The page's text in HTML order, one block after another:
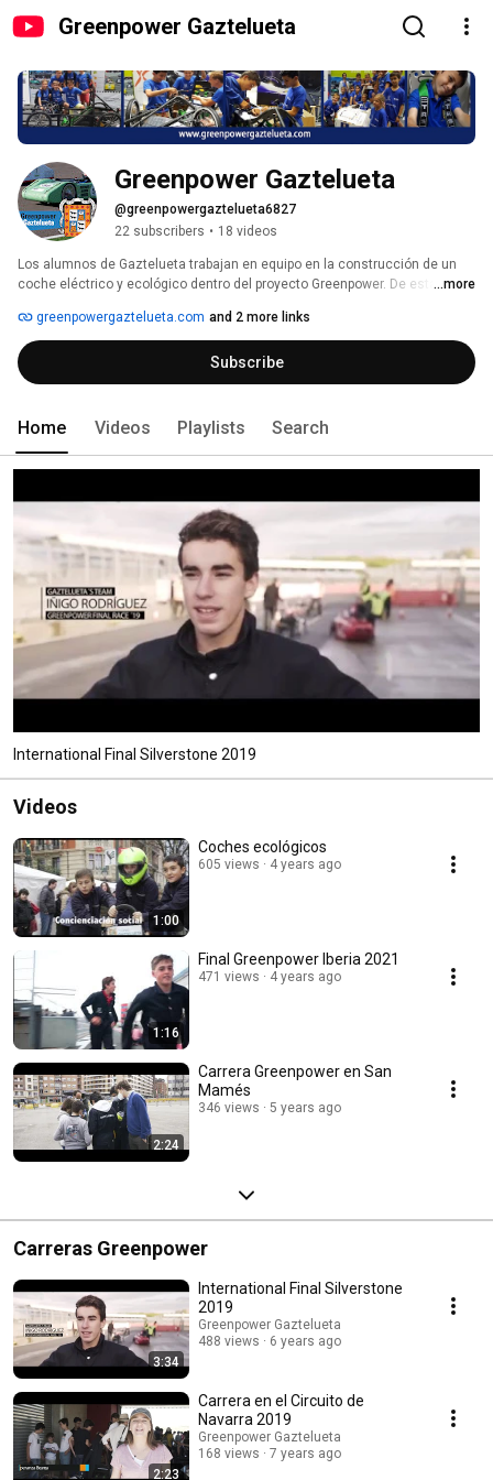
Greenpower Gaztelueta
Greenpower Gaztelueta
@greenpowergaztelueta6827
22 subscribers • 18 videos
Los alumnos de Gaztelueta trabajan en equipo en la construcción de un
coche eléctrico y ecológico dentro del proyecto Greenpower. De esta
tecnología, la innovación y el medio ambiente.
...more
greenpowergaztelueta.com and 2 more links
Subscribe
Home Videos Playlists Search
International Final Silverstone 2019
Videos
1:00
Coches ecológicos
605 views 4 years ago
1:16
Final Greenpower Iberia 2021
471 views 4 years ago
2:24
Carrera Greenpower en San
Mamés
346 views 5 years ago
Carreras Greenpower
3:34
International Final Silverstone
2019
Greenpower Gaztelueta
488 views
6 years ago
2:23
Carrera en el Circuito de
Navarra 2019
Greenpower Gaztelueta
168 views
7 years ago